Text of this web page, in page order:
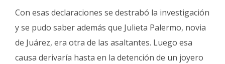
Con esas declaraciones se destrabó la investigación
y se pudo saber además que Julieta Palermo, novia
de Juárez, era otra de las asaltantes. Luego esa
causa derivaría hasta en la detención de un joyero